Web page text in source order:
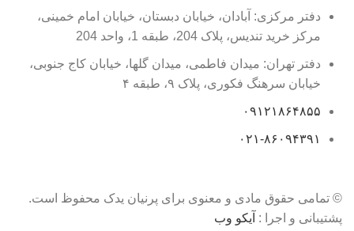
دفتر مرکزی: آبادان، خیابان دبستان، خیابان امام خمینی،
مرکز خرید تندیس، پلاک 204، طبقه 1، واحد 204
دفتر تهران: میدان فاطمی، میدان گلها، خیابان کاج جنوبی،
خیابان سرهنگ فکوری، پلاک ۹، طبقه ۴
۰۹۱۲۱۸۶۴۸۵۵
۰۲۱-۸۶۰۹۴۳۹۱
© تمامی حقوق مادی و معنوی برای پرنیان یدک محفوظ است.
پشتیبانی و اجرا : آیکو وب